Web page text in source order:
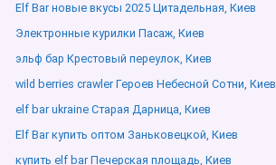
Elf Bar новые вкусы 2025 Цитадельная, Киев
Электронные курилки Пасаж, Киев
эльф бар Крестовый переулок, Киев
wild berries crawler Героев Небесной Сотни, Киев
elf bar ukraine Старая Дарница, Киев
Elf Bar купить оптом Заньковецкой, Киев
купить elf bar Печерская площадь, Киев